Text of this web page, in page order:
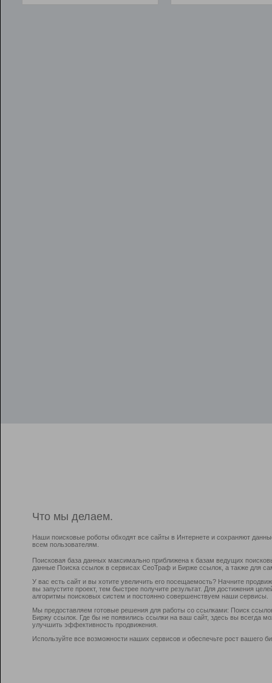
Что мы делаем.
Наши поисковые роботы обходят все сайты в Интернете и сохраняют
всем пользователям.
Поисковая база данных максимально приближена к базам ведущих
данные Поиска ссылок в сервисах СеоТраф и Бирже ссылок, а также для
У вас есть сайт и вы хотите увеличить его посещаемость? Начните
вы запустите проект, тем быстрее получите результат. Для достижения
алгоритмы поисковых систем и постоянно совершенствуем наши сервисы.
Мы предоставляем готовые решения для работы со ссылками: Поиск
Биржу ссылок. Где бы не появились ссылки на ваш сайт, здесь вы всегда
улучшить эффективность продвижения.
Используйте все возможности наших сервисов и обеспечьте рост вашего